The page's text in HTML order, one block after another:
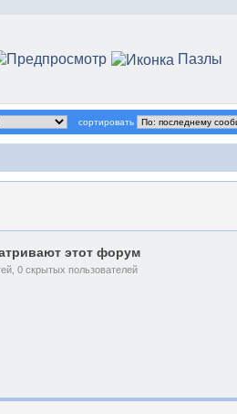
Пазлы
сортировать
этот форум
0 скрытых пользователей